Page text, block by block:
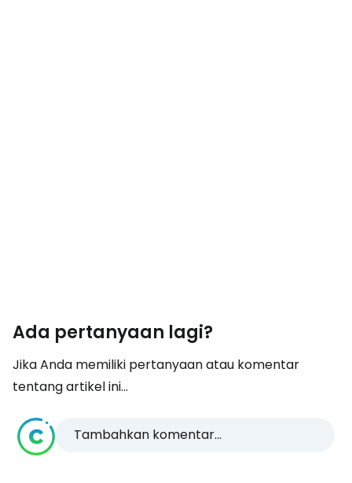
Ada pertanyaan lagi?
Jika Anda memiliki pertanyaan atau komentar
tentang artikel ini...
Tambahkan komentar...